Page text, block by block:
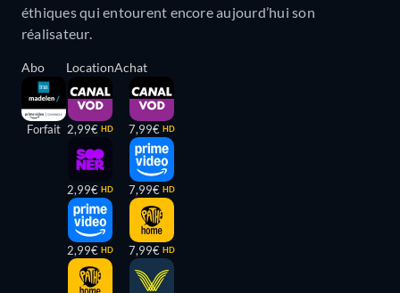
éthiques qui entourent encore aujourd’hui son
réalisateur.
Abo
Forfait
Location
2,99€ HD
2,99€ HD
2,99€ HD
Achat
7,99€ HD
7,99€ HD
7,99€ HD